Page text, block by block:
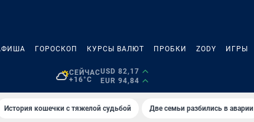
ГОРОСКОП КУРСЫ ВАЛЮТ ПРОБКИ ZODY ИГРЫ
СЕЙЧАС
+16°C
USD 82,17
EUR 94,84
История кошечки с тяжелой судьбой Две семьи разбились в аварии